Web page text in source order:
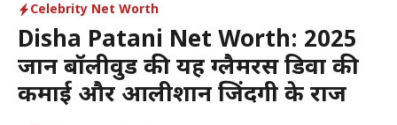
Celebrity Net Worth
Disha Patani Net Worth: 2025
जानें बॉलीवुड की यह ग्लैमरस डिवा की
कमाई और आलीशान जिंदगी के राज